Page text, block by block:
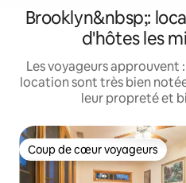
Brooklyn&nbsp;:
d'hôtes les
Les voyageurs approuvent
location sont très bien
leur propreté et
Coup de cœur voyageurs
Coup de cœur voyageurs